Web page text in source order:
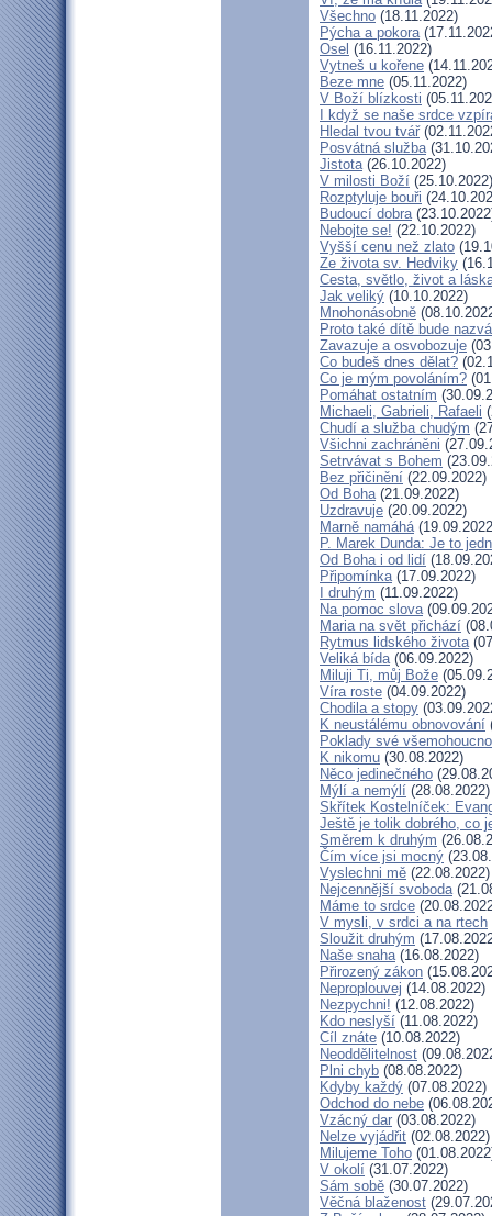
Všechno (18.11.2022)
Pýcha a pokora
Osel (16.11.2022)
Vytneš u kořene
Beze mne (05.11.2022)
V Boží blízkosti
I když se naše srdce
Hledal tvou tvář
Posvátná služba
Jistota(26.10.2022)
V milosti Boží (25.10.2022)
Rozptyluje bouři
Budoucí dobra
Nebojte se! (22.10.2022)
Vyšší cenu než zlato
Ze života sv. Hedviky
Cesta, světlo, život a
Jak veliký (10.10.2022)
Mnohonásobně
Proto také dítě bude
Zavazuje a osvobozuje
Co budeš dnes dělat?
Co je mým povoláním?
Pomáhat ostatním
Michaeli, Gabrieli, Rafaeli
Chudí a služba chudým
Všichni zachráněni
Setrvávat s Bohem
Bez přičinění (22.09.2022)
Od Boha(21.09.2022)
Uzdravuje (20.09.2022)
Marně namáhá
P. Marek Dunda: Je to
Od Boha i od lidí
Připomínka(17.09.2022)
I druhým (11.09.2022)
Na pomoc slova
Maria na svět přichází
Rytmus lidského života
Veliká bída(06.09.2022)
Miluji Ti, můj Bože
Víra roste (04.09.2022)
Chodila a stopy
K neustálému obnovování
Poklady své
K nikomu (30.08.2022)
Něco jedinečného
Mýlí a nemýlí (28.08.2022)
Skřítek Kostelníček:
Ještě je tolik dobrého, co
Směrem k druhým
Čím více jsi mocný
Vyslechni mě (22.08.2022)
Nejcennější svoboda
Máme to srdce
V mysli, v srdci a na rtech
Sloužit druhým
Naše snaha(16.08.2022)
Přirozený zákon
Neproplouvej (14.08.2022)
Nezpychni! (12.08.2022)
Kdo neslyší (11.08.2022)
Cíl znáte (10.08.2022)
Neoddělitelnost
Plni chyb (08.08.2022)
Kdyby každý (07.08.2022)
Odchod do nebe
Vzácný dar (03.08.2022)
Nelze vyjádřit (02.08.2022)
Milujeme Toho
V okolí (31.07.2022)
Sám sobě (30.07.2022)
Věčná blaženost